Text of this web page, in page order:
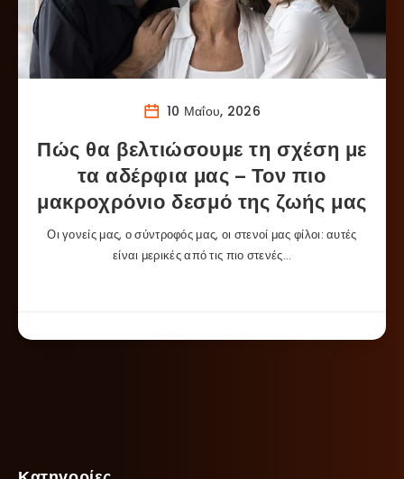
10 Μαΐου, 2026
Πώς θα βελτιώσουμε τη σχέση με
τα αδέρφια μας – Τον πιο
μακροχρόνιο δεσμό της ζωής μας
Οι γονείς μας, ο σύντροφός μας, οι στενοί μας φίλοι: αυτές
είναι μερικές από τις πιο στενές…